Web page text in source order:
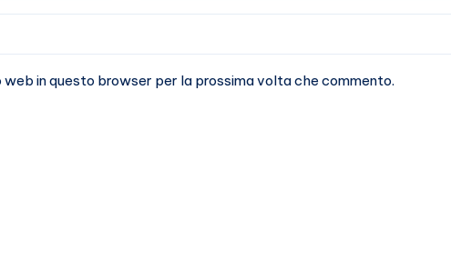
web in questo browser per la prossima volta che commento.